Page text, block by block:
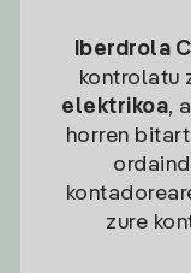
Iberdrola
kontrolatu
elektrikoa,
horren
zure